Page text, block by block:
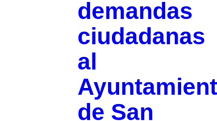
demandas
ciudadanas
al
de San